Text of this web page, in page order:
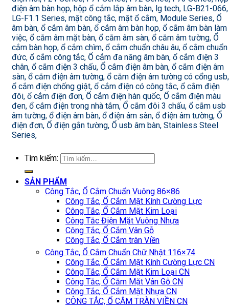
điện âm bàn họp, hộp ổ cắm lắp âm bàn, lg tech, LG-B21-066,
LG-F1.1 Series, mặt công tắc, mặt ổ cắm, Module Series, Ổ
âm bàn, ổ cắm âm bàn, ổ cắm âm bàn họp, ổ cắm âm bàn làm
việc, ổ cắm âm mặt bàn, ổ cắm âm sàn, ổ cắm âm tường, Ổ
cắm bàn họp, ổ cắm chìm, ổ cắm chuẩn châu âu, ổ cắm chuẩn
đức, ổ cắm công tắc, Ổ cắm đa năng âm bàn, ổ cắm điện 3
chân, ổ cắm điện 3 chấu, Ổ cắm điện âm bàn, ổ cắm điện âm
sàn, ổ cắm điện âm tường, ổ cắm điện âm tường có cổng usb,
ổ cắm điện chống giật, ổ cắm điện có công tắc, ổ cắm điện
đôi, ổ cắm điện đơn, Ổ cắm điện hàn quốc, Ổ cắm điện màu
đen, ổ cắm điện trong nhà tắm, Ổ cắm đôi 3 chấu, ổ cắm usb
âm tường, ổ điện âm bàn, ổ điện âm sàn, ổ điện âm tường, Ổ
điện đơn, Ổ điện gắn tường, Ổ usb âm bàn, Stainless Steel
Series,
Tìm kiếm:
SẢN PHẨM
Công Tắc, Ổ Cắm Chuẩn Vuông 86×86
Công Tắc, Ổ Cắm Mặt Kính Cường Lực
Công Tắc, Ổ Cắm Mặt Kim Loại
Công Tắc Điện Mặt Vuông Nhựa
Công Tắc, Ổ Cắm Vân Gỗ
Công Tắc, Ổ Cắm tràn Viền
Công Tắc, Ổ Cắm Chuẩn Chữ Nhật 116×74
Công Tắc, Ổ Cắm Mặt Kính Cường Lực CN
Công Tắc, Ổ Cắm Mặt Kim Loại CN
Công Tắc, Ổ Cắm Mặt Vân Gỗ CN
Công Tắc, Ổ Cắm Mặt Nhựa CN
CÔNG TẮC, Ổ CẮM TRÀN VIỀN CN